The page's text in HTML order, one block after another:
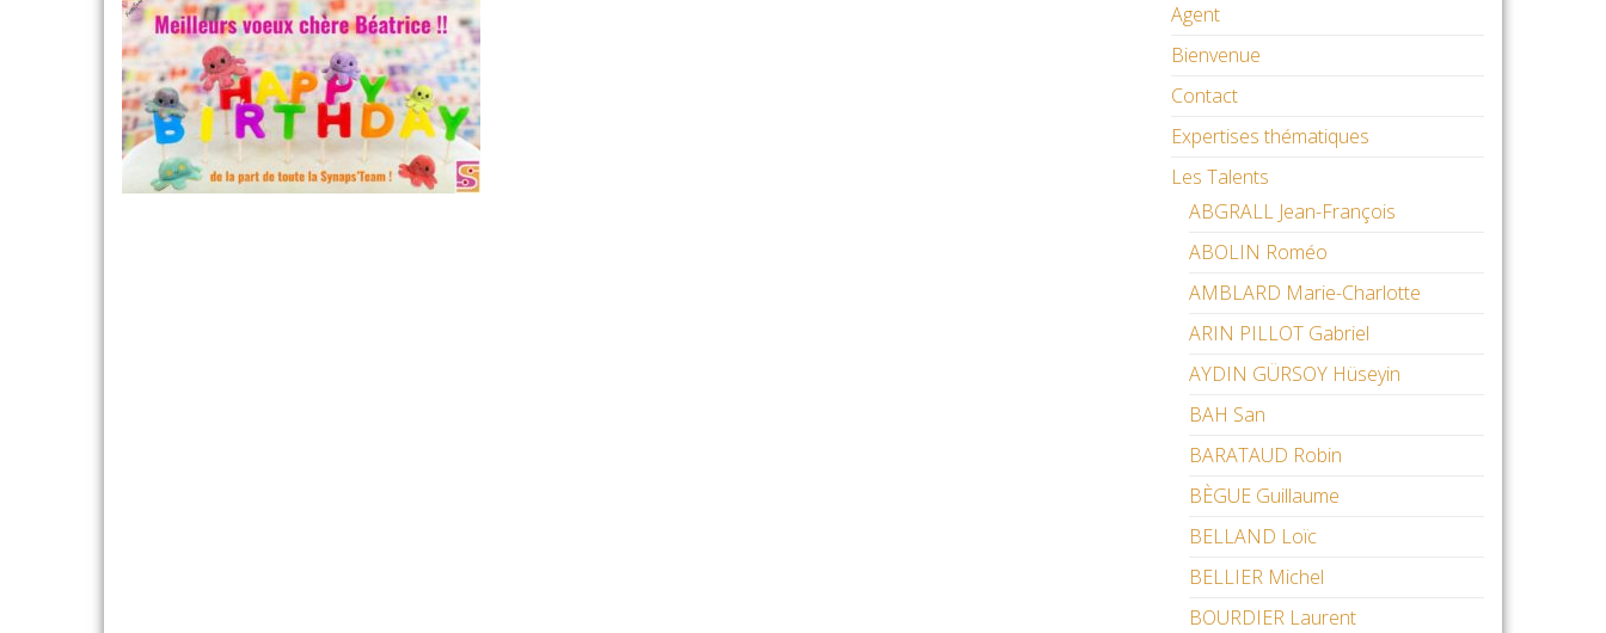
Agent
Bienvenue
Contact
Expertises thématiques
Les Talents
ABGRALL Jean-François
ABOLIN Roméo
AMBLARD Marie-Charlotte
ARIN PILLOT Gabriel
AYDIN GÜRSOY Hüseyin
BAH San
BARATAUD Robin
BÈGUE Guillaume
BELLAND Loïc
BELLIER Michel
BOURDIER Laurent